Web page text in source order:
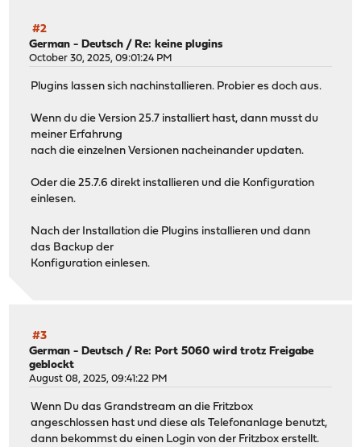
#2
German - Deutsch /Re: keine plugins
October 30, 2025, 09:01:24 PM
Plugins lassen sich nachinstallieren. Probier es doch aus.
Wenn du die Version 25.7 installiert hast, dann musst du
meiner Erfahrung
nach die einzelnen Versionen nacheinander updaten.
Oder die 25.7.6 direkt installieren und die Konfiguration
einlesen.
Nach der Installation die Plugins installieren und dann
das Backup der
Konfiguration einlesen.
#3
German - Deutsch /Re: Port 5060 wird trotz Freigabe
geblockt
August 08, 2025, 09:41:22 PM
Wenn Du das Grandstream an die Fritzbox
angeschlossen hast und diese als Telefonanlage benutzt,
dann bekommst du einen Login von der Fritzbox erstellt.